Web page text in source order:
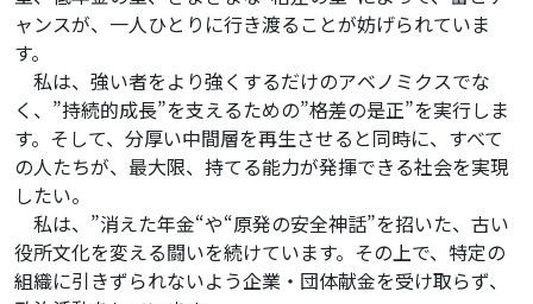
ャンスが、一人ひとりに行き渡ることが妨げられていま
す。
私は、強い者をより強くするだけのアベノミクスでな
く、”持続的成長”を支えるための”格差の是正”を実行しま
す。そして、分厚い中間層を再生させると同時に、すべて
の人たちが、最大限、持てる能力が発揮できる社会を実現
したい。
私は、”消えた年金“や“原発の安全神話”を招いた、古い
役所文化を変える闘いを続けています。その上で、特定の
組織に引きずられないよう企業・団体献金を受け取らず、